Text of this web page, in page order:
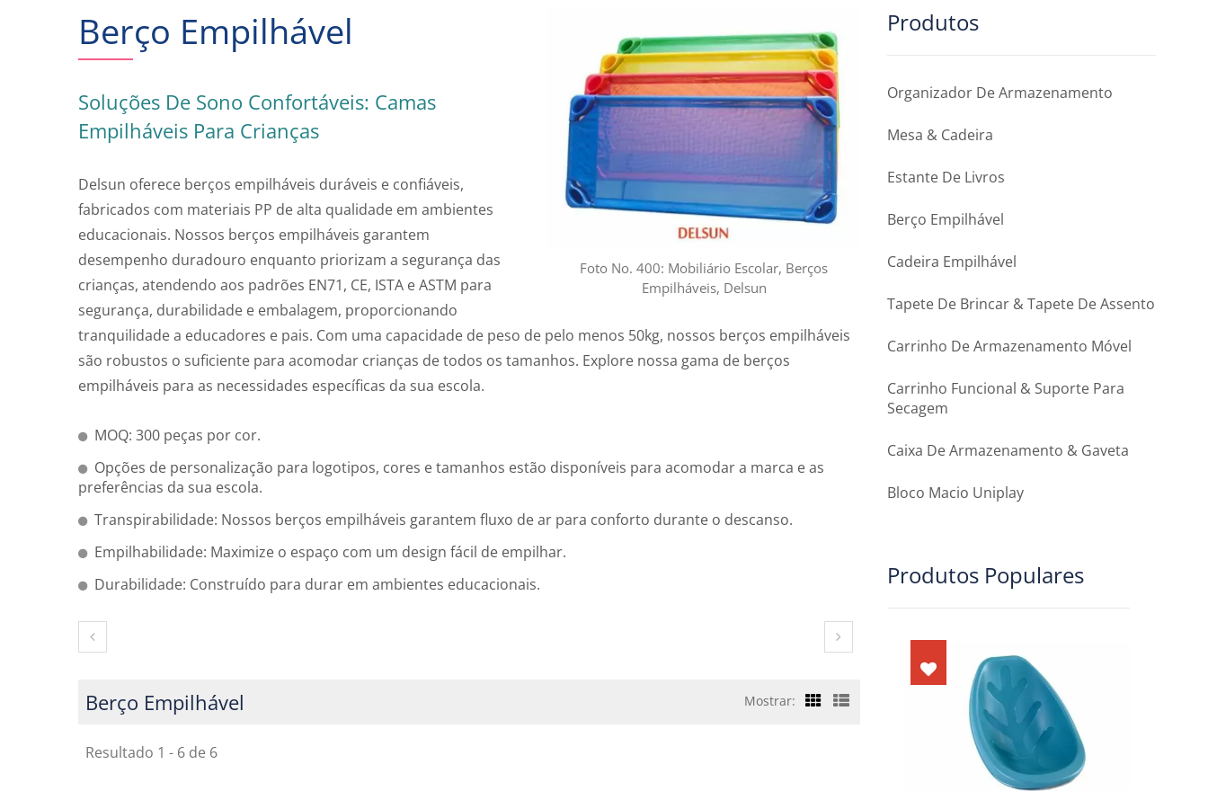
Foto No. 400: Mobiliário Escolar, Berços
Empilháveis, Delsun
Berço Empilhável
Soluções De Sono Confortáveis: Camas
Empilháveis Para Crianças
Delsun oferece berços empilháveis duráveis e confiáveis,
fabricados com materiais PP de alta qualidade em ambientes
educacionais. Nossos berços empilháveis garantem
desempenho duradouro enquanto priorizam a segurança das
crianças, atendendo aos padrões EN71, CE, ISTA e ASTM para
segurança, durabilidade e embalagem, proporcionando
tranquilidade a educadores e pais. Com uma capacidade de peso de pelo menos 50kg, nossos berços empilháveis
são robustos o suficiente para acomodar crianças de todos os tamanhos. Explore nossa gama de berços
empilháveis para as necessidades específicas da sua escola.
MOQ: 300 peças por cor.
Opções de personalização para logotipos, cores e tamanhos estão disponíveis para acomodar a marca e as
preferências da sua escola.
Transpirabilidade: Nossos berços empilháveis garantem fluxo de ar para conforto durante o descanso.
Empilhabilidade: Maximize o espaço com um design fácil de empilhar.
Durabilidade: Construído para durar em ambientes educacionais.
Berço Empilhável Mostrar:
Resultado 1 - 6 de 6
Produtos
Organizador De Armazenamento
Mesa & Cadeira
Estante De Livros
Berço Empilhável
Cadeira Empilhável
Tapete De Brincar & Tapete De Assento
Carrinho De Armazenamento Móvel
Carrinho Funcional & Suporte Para
Secagem
Caixa De Armazenamento & Gaveta
Bloco Macio Uniplay
Produtos Populares